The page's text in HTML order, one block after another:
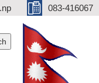
083-416067